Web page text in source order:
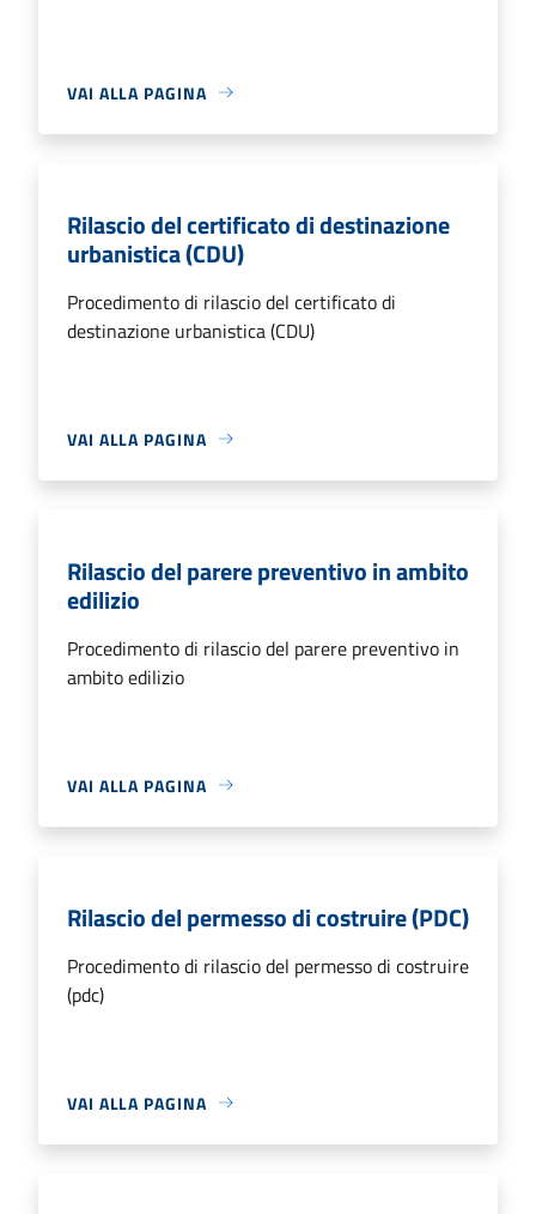
VAI ALLA PAGINA
Rilascio del certificato di destinazione
urbanistica (CDU)
Procedimento di rilascio del certificato di
destinazione urbanistica (CDU)
VAI ALLA PAGINA
Rilascio del parere preventivo in ambito
edilizio
Procedimento di rilascio del parere preventivo in
ambito edilizio
VAI ALLA PAGINA
Rilascio del permesso di costruire (PDC)
Procedimento di rilascio del permesso di costruire
(pdc)
VAI ALLA PAGINA